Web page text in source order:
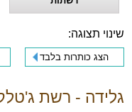
שינוי תצוגה:
הצג כותרות בלבד
גלידה - רשת ג'טלק